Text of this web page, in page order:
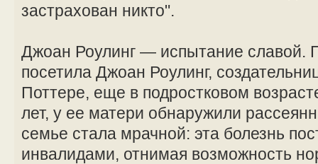
застрахован никто".
Джоан Роулинг — испытание славой.
посетила Джоан Роулинг,
Поттере, еще в подростковом
лет, у ее матери обнаружили
семье стала мрачной: эта болезнь
инвалидами, отнимая возможность